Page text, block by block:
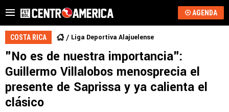
AGENDA
COSTA RICA Liga Deportiva Alajuelense
"No es de nuestra importancia":
Guillermo Villalobos menosprecia el
presente de Saprissa y ya calienta el
clásico